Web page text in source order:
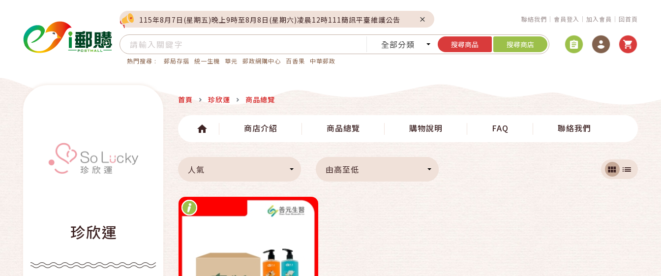
115年8月7日(星期五)晚上9時至8月8日(星期六)凌晨12時111簡訊平臺維護公告 聯絡我們 會員登入 加入會員 回首頁
全部分類 搜尋商品 搜尋商店
熱門搜尋 : 郵局存摺 統一生機 華元 郵政網購中心 百香果 中華郵政
珍欣運
首頁 珍欣運 商品總覽
商店介紹 商品總覽 購物說明 FAQ 聯絡我們
人氣 由高至低